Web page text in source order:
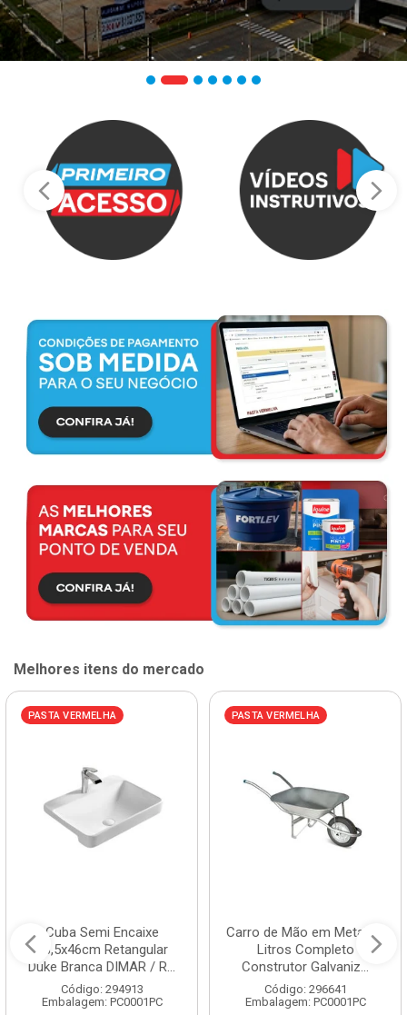
Melhores itens do mercado
PASTA VERMELHA
Cuba Semi Encaixe
58,5x46cm Retangular
Duke Branca DIMAR / R...
Código: 294913
Embalagem: PC0001PC
PASTA VERMELHA
Carro de Mão em Metal 60
Litros Completo
Construtor Galvaniz...
Código: 296641
Embalagem: PC0001PC